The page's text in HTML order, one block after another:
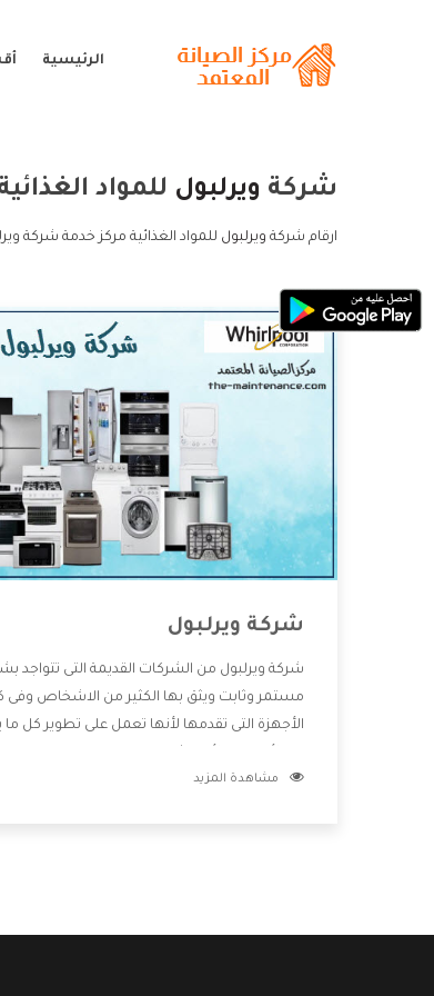
الرئيسية
شركة ويرلبول للمواد
ارقام شركة ويرلبول للمواد الغذائية مركز خدمة شركة
شركة ويرلبول
شركة ويرلبول من الشركات القديمة التى تتواجد
مستمر وثابت ويثق بها الكثير من الاشخاص وفى
الأجهزة التى تقدمها لأنها تعمل على تطوير كل ما
خدمات ما بعد البيع مع المنتجات وتقدم للعملاء
مشاهدة المزيد